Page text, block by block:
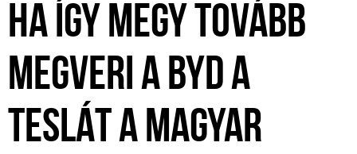
HA ÍGY MEGY TOVÁBB
MEGVERI A BYD A
TESLÁT A MAGYAR